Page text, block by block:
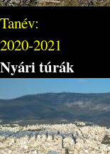
Tanév:
2020-2021
Nyári túrák